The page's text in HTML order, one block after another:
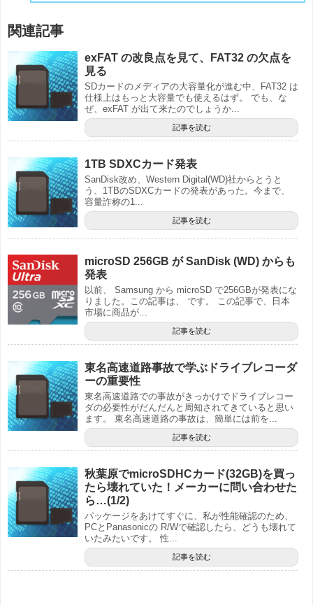
関連記事
exFAT の改良点を見て、FAT32 の欠点を
見る
SDカードのメディアの大容量化が進む中、FAT32 は
仕様上はもっと大容量でも使えるはず。 でも、な
ぜ、exFAT が出て来たのでしょうか...
記事を読む
1TB SDXCカード発表
SanDisk改め、Western Digital(WD)社からとうと
う、1TBのSDXCカードの発表があった。今まで、
容量詐称の1...
記事を読む
microSD 256GB が SanDisk (WD) からも
発表
以前、 Samsung から microSD で256GBが発表にな
りました。この記事は、 です。 この記事で、日本
市場に商品が...
記事を読む
東名高速道路事故で学ぶドライブレコーダ
ーの重要性
東名高速道路での事故がきっかけでドライブレコー
ダの必要性がだんだんと周知されてきていると思い
ます。 東名高速道路の事故は、簡単には前を...
記事を読む
秋葉原でmicroSDHCカード(32GB)を買っ
たら壊れていた！メーカーに問い合わせた
ら…(1/2)
パッケージをあけてすぐに、私が性能確認のため、
PCとPanasonicの R/Wで確認したら、どうも壊れて
いたみたいです。 性...
記事を読む